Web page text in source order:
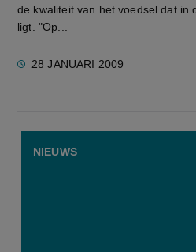
de kwaliteit van het voedsel dat in
ligt. "Op...
28 JANUARI 2009
NIEUWS